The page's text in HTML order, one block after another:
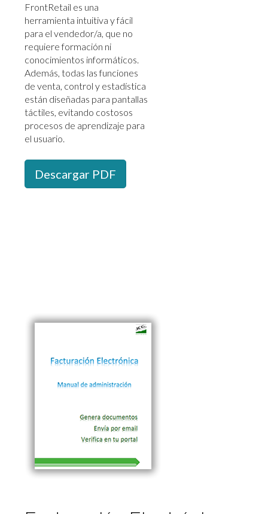
FrontRetail es una
herramienta intuitiva y fácil
para el vendedor/a, que no
requiere formación ni
conocimientos informáticos.
Además, todas las funciones
de venta, control y estadística
están diseñadas para pantallas
táctiles, evitando costosos
procesos de aprendizaje para
el usuario.
Descargar PDF